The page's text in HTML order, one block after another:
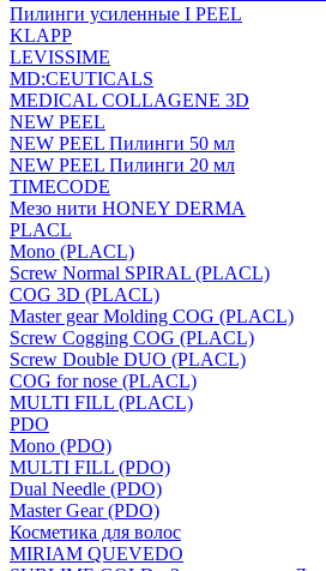
Пилинги усиленные I PEEL
KLAPP
LEVISSIME
MD:CEUTICALS
MEDICAL COLLAGENE 3D
NEW PEEL
NEW PEEL Пилинги 50 мл
NEW PEEL Пилинги 20 мл
TIMECODE
Мезо нити HONEY DERMA
PLACL
Mono (PLACL)
Screw Normal SPIRAL (PLACL)
COG 3D (PLACL)
Master gear Molding COG (PLACL)
Screw Cogging COG (PLACL)
Screw Double DUO (PLACL)
COG for nose (PLACL)
MULTI FILL (PLACL)
PDO
Mono (PDO)
MULTI FILL (PDO)
Dual Needle (PDO)
Master Gear (PDO)
Косметика для волос
MIRIAM QUEVEDO